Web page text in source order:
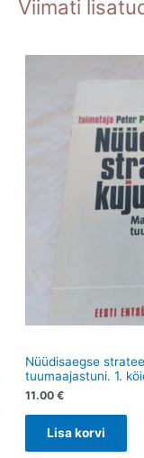
Viimati
Nüüdisaegse
tuumaajastuni. 1.
11.00 €
Lisa korvi